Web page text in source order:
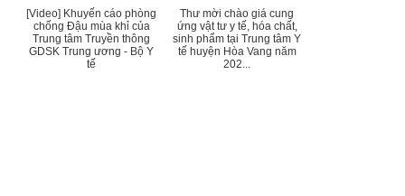
[Video] Khuyến cáo phòng
chống Đậu mùa khỉ của
Trung tâm Truyền thông
GDSK Trung ương - Bộ Y
tế
Thư mời chào giá cung
ứng vật tư y tế, hóa chất,
sinh phẩm tại Trung tâm Y
tế huyện Hòa Vang năm
202...